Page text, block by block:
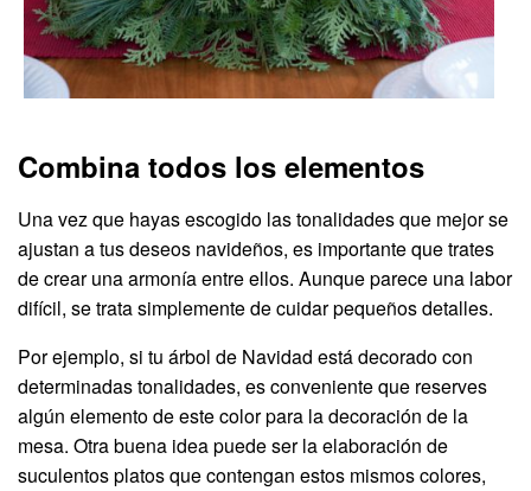
Combina todos los elementos
Una vez que hayas escogido las tonalidades que mejor se
ajustan a tus deseos navideños, es importante que trates
de crear una armonía entre ellos. Aunque parece una labor
difícil, se trata simplemente de cuidar pequeños detalles.
Por ejemplo, si tu árbol de Navidad está decorado con
determinadas tonalidades, es conveniente que reserves
algún elemento de este color para la decoración de la
mesa. Otra buena idea puede ser la elaboración de
suculentos platos que contengan estos mismos colores,